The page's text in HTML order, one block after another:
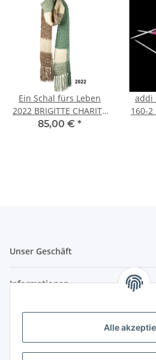
Alle
Ein Schal fürs Leben
2022 BRIGITTE CHARITY
Schal - fertig - INCL 10
85,00 € *
addi
160-
Unser Geschäft
Informationen
Zahlungsmöglichkeiten
Vorkasse (per Bank-
PayPal